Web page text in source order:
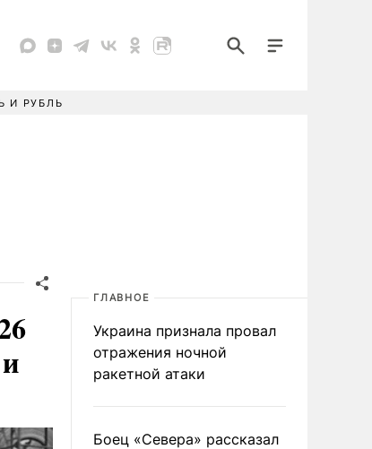
И РУБЛЬ
ГЛАВНОЕ
Украина признала провал
отражения ночной
ракетной атаки
Боец «Севера» рассказал